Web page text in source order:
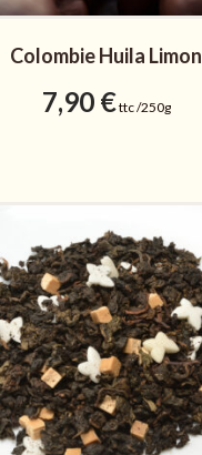
Colombie Huila Limon
7,90 €ttc /250g